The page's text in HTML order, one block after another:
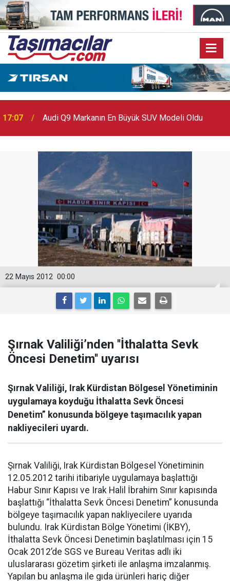
17:07 Audi Q9 Markanın En Büyük SUV Modeli Oldu
00:00
22 Mayıs 2012
Şırnak Valiliği’nden ''İthalatta Sevk
Öncesi Denetim'' uyarısı
Şırnak Valiliği, Irak Kürdistan Bölgesel Yönetiminin
uygulamaya koyduğu İthalatta Sevk Öncesi
Denetim” konusunda bölgeye taşımacılık yapan
nakliyecileri uyardı.
Şırnak Valiliği, Irak Kürdistan Bölgesel Yönetiminin
12.05.2012 tarihi itibariyle uygulamaya başlattığı
Habur Sınır Kapısı ve Irak Halil İbrahim Sınır kapısında
başlattığı “İthalatta Sevk Öncesi Denetim” konusunda
bölgeye taşımacılık yapan nakliyecilere uyarıda
bulundu. Irak Kürdistan Bölge Yönetimi (İKBY),
İthalatta Sevk Öncesi Denetimin başlatılması için 15
Ocak 2012’de SGS ve Bureau Veritas adlı iki
uluslararası gözetim şirketi ile anlaşma imzalanmış.
Yapılan bu anlaşma ile gıda ürünleri hariç diğer